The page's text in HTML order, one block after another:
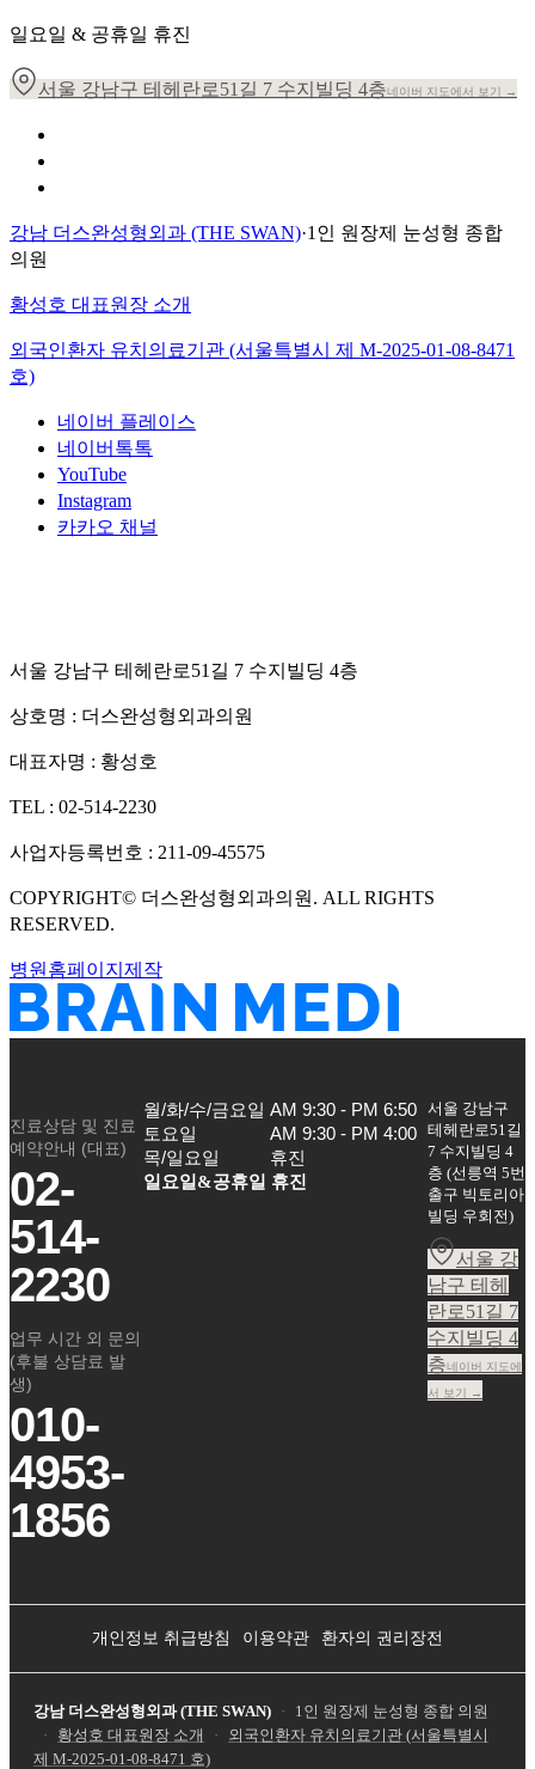
일요일 & 공휴일 휴진
서울 강남구 테헤란로51길 7 수지빌딩 4층네이버 지도에서 보기 →
강남 더스완성형외과 (THE SWAN)·1인 원장제 눈성형 종합
의원
황성호 대표원장 소개
외국인환자 유치의료기관 (서울특별시 제 M-2025-01-08-8471
호)
네이버 플레이스
네이버톡톡
YouTube
Instagram
카카오 채널
서울 강남구 테헤란로51길 7 수지빌딩 4층
상호명 : 더스완성형외과의원
대표자명 : 황성호
TEL : 02-514-2230
사업자등록번호 : 211-09-45575
COPYRIGHT© 더스완성형외과의원 . ALL RIGHTS
RESERVED.
병원홈페이지제작
진료상담 및 진료
예약안내 (대표)
02-
514-
2230
업무 시간 외 문의
(후불 상담료 발
생)
010-
4953-
1856
월/화/수/금요일
토요일
목/일요일
AM 9:30 - PM 6:50
AM 9:30 - PM 4:00
휴진
일요일&공휴일 휴진
서울 강남구
테헤란로51길
7 수지빌딩 4
층 (선릉역 5번
출구 빅토리아
빌딩 우회전)
서울 강
남구 테헤
란로51길 7
수지빌딩 4
층네이버 지도에
서 보기 →
개인정보 취급방침 이용약관 환자의 권리장전
강남 더스완성형외과 (THE SWAN) ·
1인 원장제 눈성형 종합 의원
·
황성호 대표원장 소개 ·
외국인환자 유치의료기관 (서울특별시
제 M-2025-01-08-8471 호)